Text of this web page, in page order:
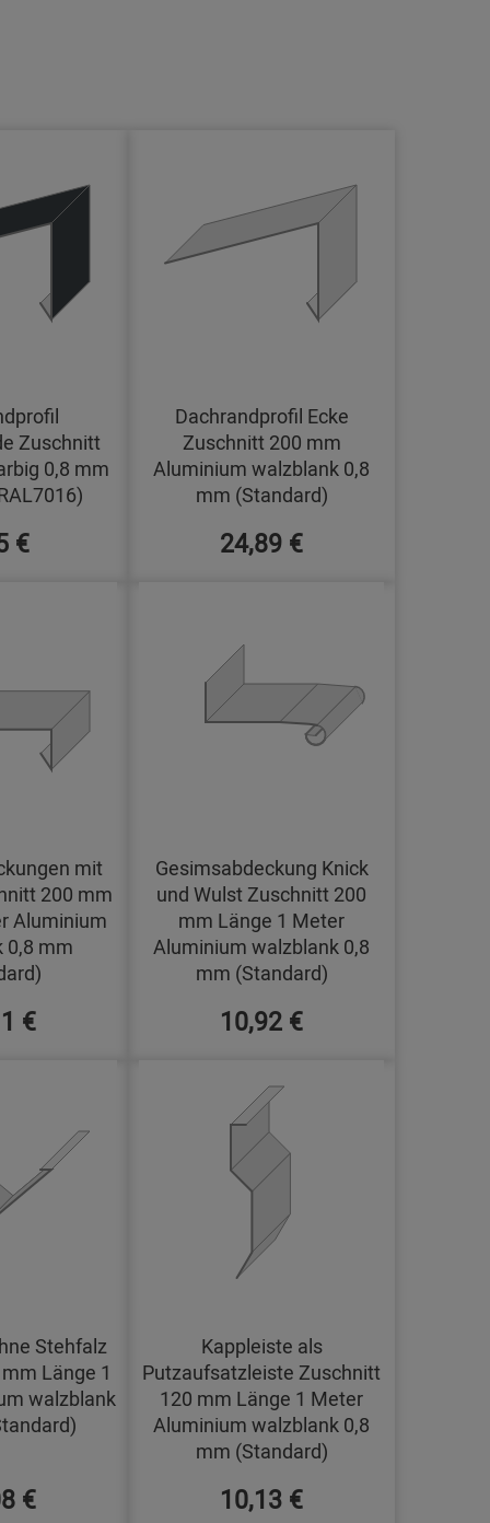
Zuschnitt
0,8 mm
€
Dachrandprofil Ecke
Zuschnitt 200 mm
Aluminium walzblank 0,8
mm (Standard)
24,89 €
mit
200 mm
Aluminium
0,8 mm
€
Gesimsabdeckung Knick
und Wulst Zuschnitt 200
mm Länge 1 Meter
Aluminium walzblank 0,8
mm (Standard)
10,92 €
Stehfalz
Länge 1
walzblank
€
Kappleiste als
Putzaufsatzleiste Zuschnitt
120 mm Länge 1 Meter
Aluminium walzblank 0,8
mm (Standard)
10,13 €